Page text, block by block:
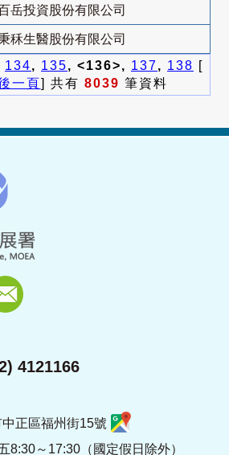
岳投資股份有限公司
秝生醫股份有限公司
134, 135, <136>, 137, 138 [
一頁] 共有 8039 筆資料
4121166
正區福州街15號
8:30～17:30（國定假日除外）